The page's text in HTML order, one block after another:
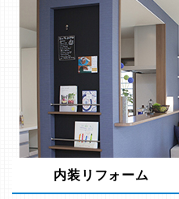
内装リフォーム